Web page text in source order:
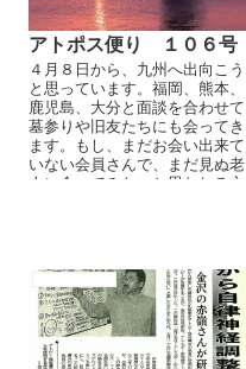
アトポス便り １０６号
４月８日から、九州へ出向こう
と思っています。福岡、熊本、
鹿児島、大分と面談を合わせて
墓参りや旧友たちにも会ってき
ます。もし、まだお会い出来て
いない会員さんで、まだ見ぬ老
人に会ってみたいと思われる方